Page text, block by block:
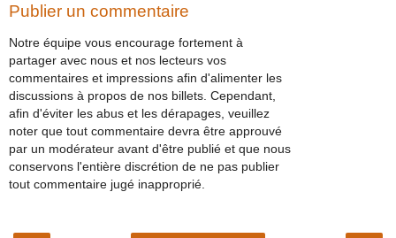
Publier un commentaire
Notre équipe vous encourage fortement à
partager avec nous et nos lecteurs vos
commentaires et impressions afin d'alimenter les
discussions à propos de nos billets. Cependant,
afin d'éviter les abus et les dérapages, veuillez
noter que tout commentaire devra être approuvé
par un modérateur avant d'être publié et que nous
conservons l'entière discrétion de ne pas publier
tout commentaire jugé inapproprié.